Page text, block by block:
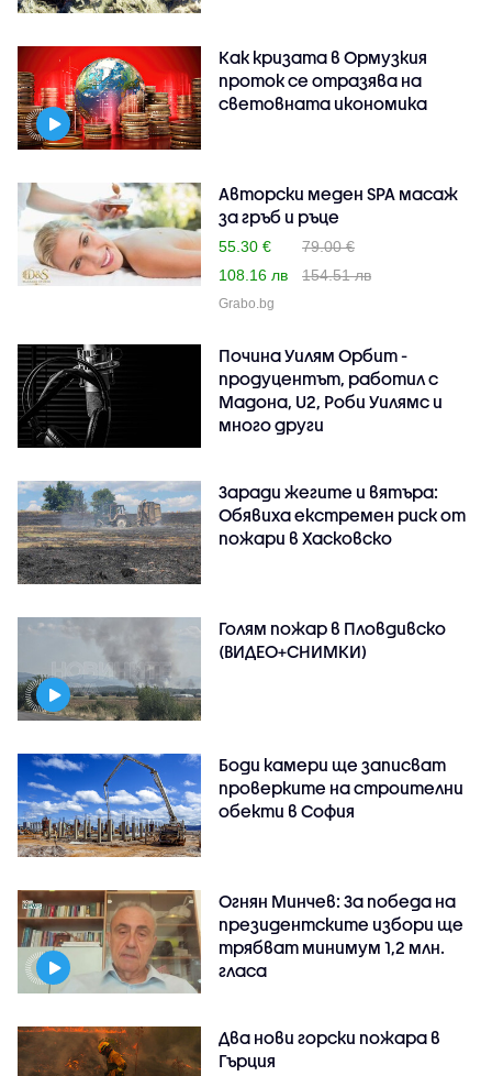
Как кризата в Ормузкия
проток се отразява на
световната икономика
Авторски меден SPA масаж
за гръб и ръце
55.30 €
79.00 €
108.16 лв
154.51 лв
Grabo.bg
Почина Уилям Орбит -
продуцентът, работил с
Мадона, U2, Роби Уилямс и
много други
Заради жегите и вятъра:
Обявиха екстремен риск от
пожари в Хасковско
Голям пожар в Пловдивско
(ВИДЕО+СНИМКИ)
Боди камери ще записват
проверките на строителни
обекти в София
Огнян Минчев: За победа на
президентските избори ще
трябват минимум 1,2 млн.
гласа
Два нови горски пожара в
Гърция